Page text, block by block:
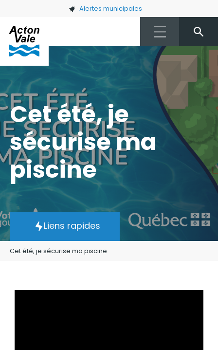
Skip to main content Alertes municipales
Cet été, je
sécurise ma
piscine
Liens rapides
Cet été, je sécurise ma piscine